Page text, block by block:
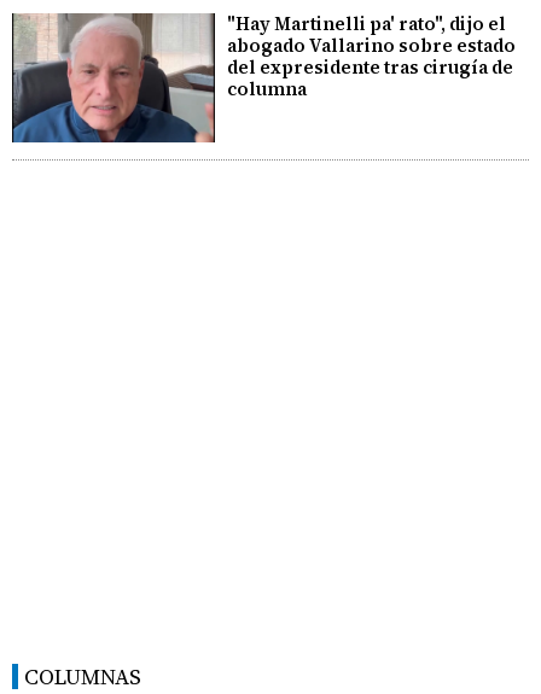
"Hay Martinelli pa' rato", dijo el
abogado Vallarino sobre estado
del expresidente tras cirugía de
columna
COLUMNAS